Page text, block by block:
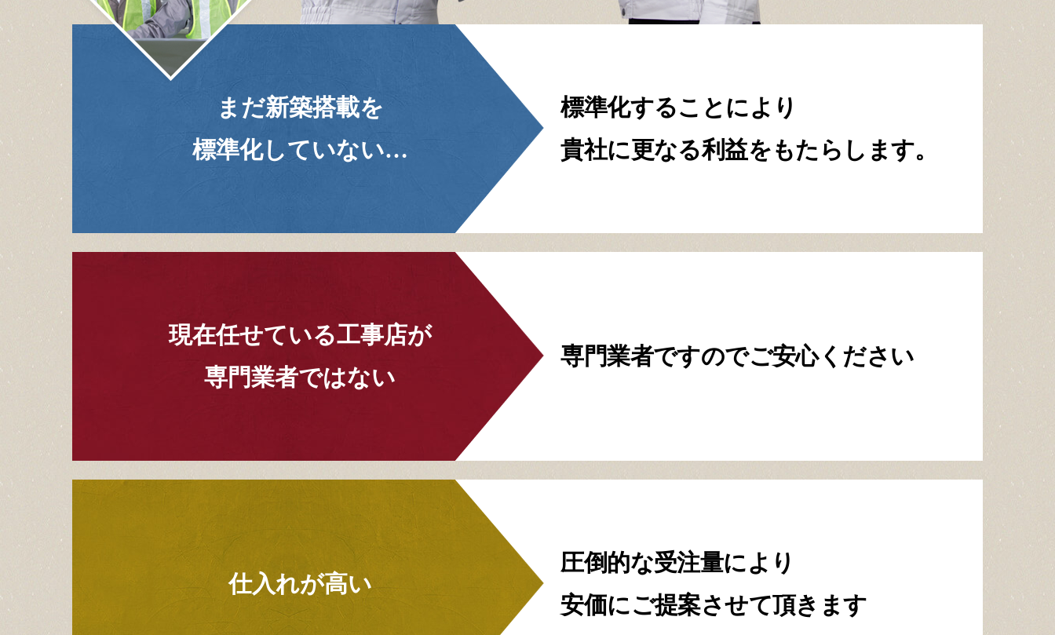
まだ新築搭載を
標準化していない…
標準化することにより
貴社に更なる利益をもたらします。
現在任せている工事店が
専門業者ではない
専門業者ですのでご安心ください
仕入れが高い
圧倒的な受注量により
安価にご提案させて頂きます